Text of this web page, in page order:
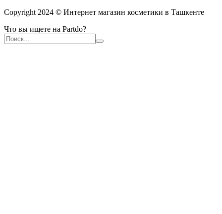
Copyright 2024 © Интернет магазин косметики в Ташкенте
Что вы ищете на Partdo?